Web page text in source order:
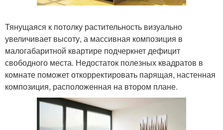
Тянущаяся к потолку растительность визуально
увеличивает высоту, а массивная композиция в
малогабаритной квартире подчеркнет дефицит
свободного места. Недостаток полезных квадратов в
комнате поможет откорректировать парящая, настенная
композиция, расположенная на втором плане.